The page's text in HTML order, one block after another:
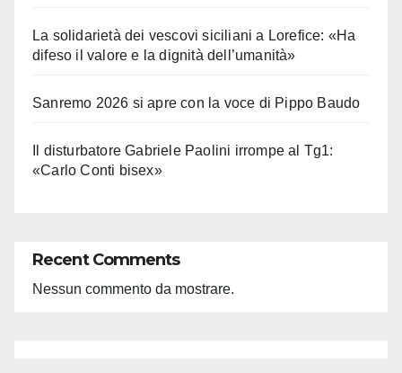
La solidarietà dei vescovi siciliani a Lorefice: «Ha
difeso il valore e la dignità dell’umanità»
Sanremo 2026 si apre con la voce di Pippo Baudo
Il disturbatore Gabriele Paolini irrompe al Tg1:
«Carlo Conti bisex»
Recent Comments
Nessun commento da mostrare.